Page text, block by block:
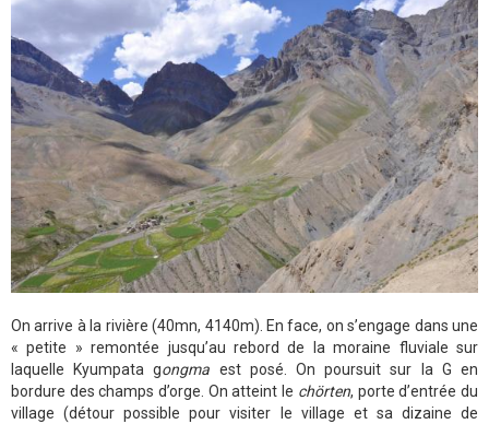
On arrive à la rivière (40mn, 4140m). En face, on s’engage dans une
« petite » remontée jusqu’au rebord de la moraine fluviale sur
laquelle Kyumpata gongma est posé. On poursuit sur la G en
bordure des champs d’orge. On atteint le chörten, porte d’entrée du
village (détour possible pour visiter le village et sa dizaine de